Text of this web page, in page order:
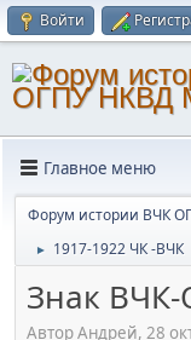
Войти
Главное меню
Форум истории ВЧК
► 1917-1922 ЧК -ВЧК
Знак
Автор Андрей, 28